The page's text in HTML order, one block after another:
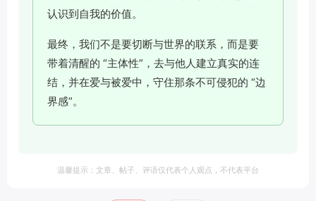
认识到自我的价值。
最终，我们不是要切断与世界的联系，而是要
带着清醒的 “主体性”，去与他人建立真实的连
结，并在爱与被爱中，守住那条不可侵犯的 “边
界感”。
温馨提示：文章、帖子、评语仅代表个人观点，不代表平台